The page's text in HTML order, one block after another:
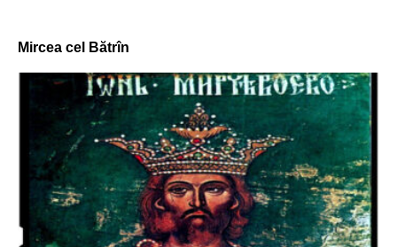
Mircea cel Bătrîn